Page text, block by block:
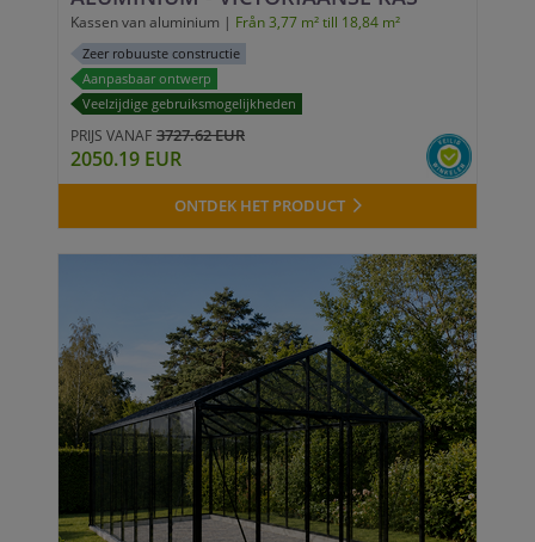
Kassen van aluminium | Från 3,77 m² till 18,84 m²
Zeer robuuste constructie
Aanpasbaar ontwerp
Veelzijdige gebruiksmogelijkheden
PRIJS VANAF 3727.62 EUR
2050.19 EUR
ONTDEK HET PRODUCT